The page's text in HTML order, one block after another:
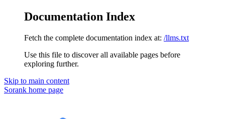
Documentation Index
Fetch the complete documentation index at: /llms.txt
Use this file to discover all available pages before
exploring further.
Skip to main content
Sorank home page